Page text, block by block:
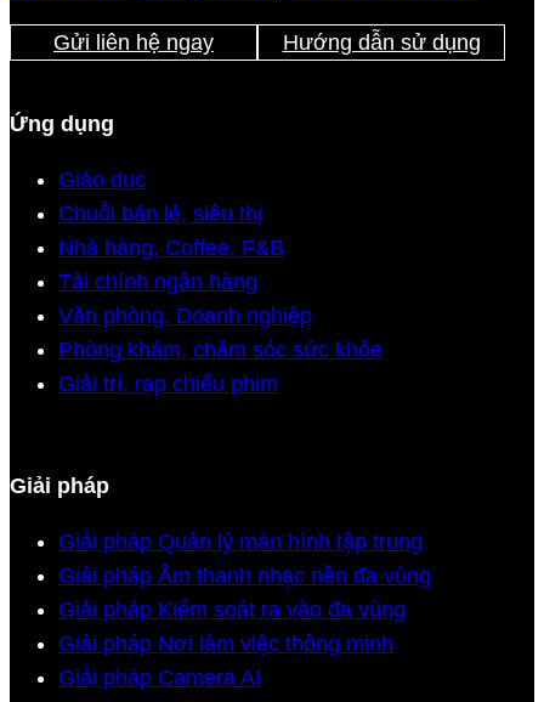
Gửi liên hệ ngay Hướng dẫn sử dụng
Ứng dụng
Giáo dục
Chuỗi bán lẻ, siêu thị
Nhà hàng, Coffee, F&B
Tài chính ngân hàng
Văn phòng, Doanh nghiệp
Phòng khám, chăm sóc sức khỏe
Giải trí, rạp chiếu phim
Giải pháp
Giải pháp Quản lý màn hình tập trung
Giải pháp Âm thanh nhạc nền đa vùng
Giải pháp Kiểm soát ra vào đa vùng
Giải pháp Nơi làm việc thông minh
Giải pháp Camera AI